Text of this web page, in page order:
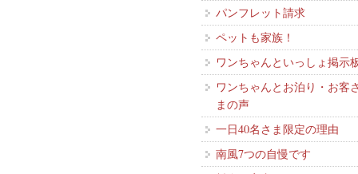
パンフレット請求
ペットも家族！
ワンちゃんといっしょ掲示
ワンちゃんとお泊り・お客さ
まの声
一日40名さま限定の理由
南風7つの自慢です